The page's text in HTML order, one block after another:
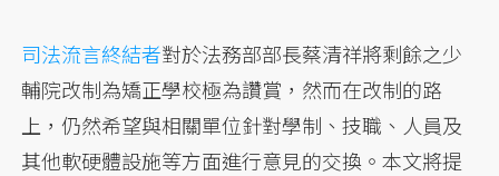
司法流言終結者對於法務部部長蔡清祥將剩餘之少
輔院改制為矯正學校極為讚賞，然而在改制的路
上，仍然希望與相關單位針對學制、技職、人員及
其他軟硬體設施等方面進行意見的交換。本文將提